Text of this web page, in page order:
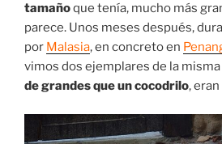
tamañoque tenía, mucho más
parece. Unos meses después,
por Malasia, en concreto en
vimos dos ejemplares de la
de grandes que un cocodrilo,